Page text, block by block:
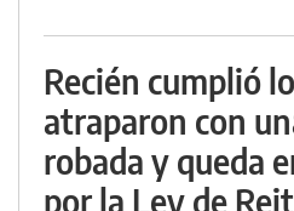
Recién cumplió
atraparon con
robada y queda
por la Ley de